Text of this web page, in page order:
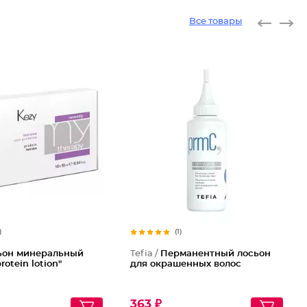
Все товары
минеральный
lotion"
(1)
Tefia / Перманентный лосьон
для окрашенных волос
363 ₽